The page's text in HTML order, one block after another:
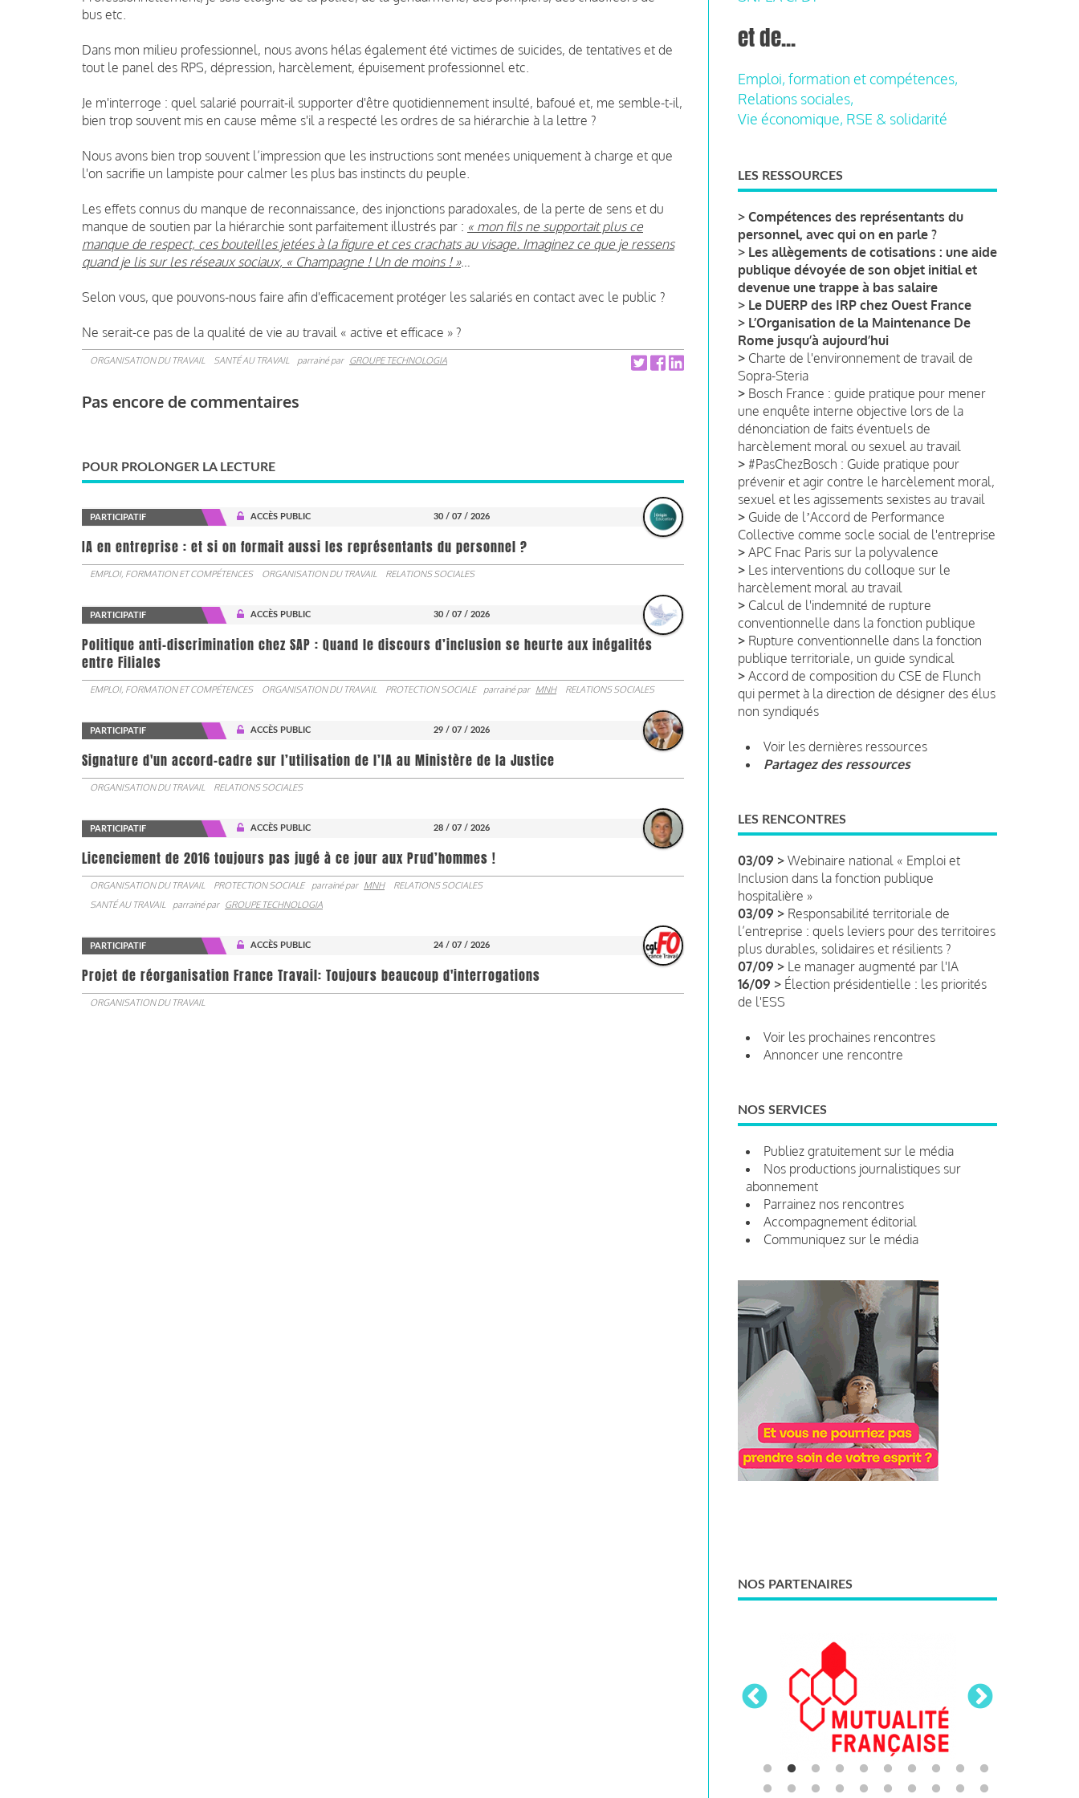
bus etc.
Dans mon milieu professionnel, nous avons hélas également été victimes de suicides, de tentatives et de
tout le panel des RPS, dépression, harcèlement, épuisement professionnel etc.
Je m'interroge : quel salarié pourrait-il supporter d'être quotidiennement insulté, bafoué et, me semble-t-il,
bien trop souvent mis en cause même s'il a respecté les ordres de sa hiérarchie à la lettre ?
Nous avons bien trop souvent l’impression que les instructions sont menées uniquement à charge et que
l'on sacrifie un lampiste pour calmer les plus bas instincts du peuple.
Les effets connus du manque de reconnaissance, des injonctions paradoxales, de la perte de sens et du
manque de soutien par la hiérarchie sont parfaitement illustrés par : « mon fils ne supportait plus ce
manque de respect, ces bouteilles jetées à la figure et ces crachats au visage. Imaginez ce que je ressens
quand je lis sur les réseaux sociaux, « Champagne ! Un de moins ! »…
Selon vous, que pouvons-nous faire afin d'efficacement protéger les salariés en contact avec le public ?
Ne serait-ce pas de la qualité de vie au travail « active et efficace » ?
ORGANISATION DU TRAVAIL SANTÉ AU TRAVAIL parrainé par GROUPE TECHNOLOGIA
Pas encore de commentaires
POUR PROLONGER LA LECTURE
PARTICIPATIF ACCÈS PUBLIC 30 / 07 / 2026
IA en entreprise : et si on formait aussi les représentants du personnel ?
EMPLOI, FORMATION ET COMPÉTENCES ORGANISATION DU TRAVAIL RELATIONS SOCIALES
PARTICIPATIF ACCÈS PUBLIC 30 / 07 / 2026
Politique anti-discrimination chez SAP : Quand le discours d’inclusion se heurte aux inégalités
entre Filiales
EMPLOI, FORMATION ET COMPÉTENCES ORGANISATION DU TRAVAIL PROTECTION SOCIALE parrainé par MNH RELATIONS SOCIALES
PARTICIPATIF ACCÈS PUBLIC 29 / 07 / 2026
Signature d'un accord-cadre sur l’utilisation de l’IA au Ministère de la Justice
ORGANISATION DU TRAVAIL RELATIONS SOCIALES
PARTICIPATIF ACCÈS PUBLIC 28 / 07 / 2026
Licenciement de 2016 toujours pas jugé à ce jour aux Prud’hommes !
ORGANISATION DU TRAVAIL PROTECTION SOCIALE parrainé par MNH
RELATIONS SOCIALES
SANTÉ AU TRAVAIL
parrainé par GROUPE TECHNOLOGIA
PARTICIPATIF ACCÈS PUBLIC 24 / 07 / 2026
Projet de réorganisation France Travail: Toujours beaucoup d'interrogations
ORGANISATION DU TRAVAIL
et de...
Emploi, formation et compétences,
Relations sociales,
Vie économique, RSE & solidarité
LES RESSOURCES
> Compétences des représentants du
personnel, avec qui on en parle ?
> Les allègements de cotisations : une aide
publique dévoyée de son objet initial et
devenue une trappe à bas salaire
> Le DUERP des IRP chez Ouest France
> L’Organisation de la Maintenance De
Rome jusqu’à aujourd’hui
> Charte de l'environnement de travail de
Sopra-Steria
> Bosch France : guide pratique pour mener
une enquête interne objective lors de la
dénonciation de faits éventuels de
harcèlement moral ou sexuel au travail
> #PasChezBosch : Guide pratique pour
prévenir et agir contre le harcèlement moral,
sexuel et les agissements sexistes au travail
> Guide de lʼAccord de Performance
Collective comme socle social de l'entreprise
> APC Fnac Paris sur la polyvalence
> Les interventions du colloque sur le
harcèlement moral au travail
> Calcul de l'indemnité de rupture
conventionnelle dans la fonction publique
> Rupture conventionnelle dans la fonction
publique territoriale, un guide syndical
> Accord de composition du CSE de Flunch
qui permet à la direction de désigner des élus
non syndiqués
Voir les dernières ressources
Partagez des ressources
LES RENCONTRES
03/09 > Webinaire national « Emploi et
Inclusion dans la fonction publique
hospitalière »
03/09 > Responsabilité territoriale de
l’entreprise : quels leviers pour des territoires
plus durables, solidaires et résilients ?
07/09 > Le manager augmenté par l'IA
16/09 > Élection présidentielle : les priorités
de l'ESS
Voir les prochaines rencontres
Annoncer une rencontre
NOS SERVICES
Publiez gratuitement sur le média
Nos productions journalistiques sur
abonnement
Parrainez nos rencontres
Accompagnement éditorial
Communiquez sur le média
NOS PARTENAIRES